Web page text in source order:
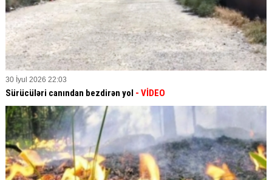
30 İyul 2026 22:03
Sürücüləri canından bezdirən yol - VİDEO